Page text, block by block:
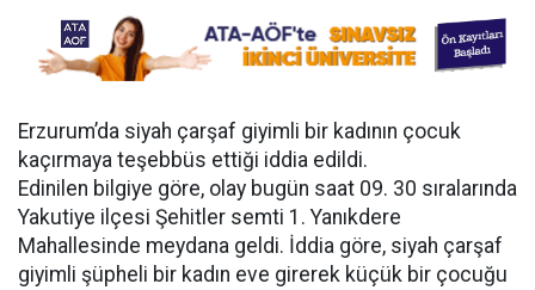
Erzurum’da siyah çarşaf giyimli bir kadının çocuk
kaçırmaya teşebbüs ettiği iddia edildi.
Edinilen bilgiye göre, olay bugün saat 09. 30 sıralarında
Yakutiye ilçesi Şehitler semti 1. Yanıkdere
Mahallesinde meydana geldi. İddia göre, siyah çarşaf
giyimli şüpheli bir kadın eve girerek küçük bir çocuğu